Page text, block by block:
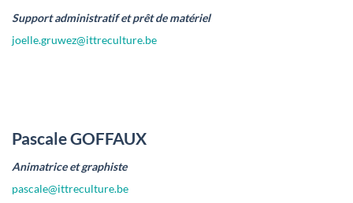
Support administratif et prêt de matériel
joelle.gruwez@ittreculture.be
Pascale GOFFAUX
Animatrice et graphiste
pascale@ittreculture.be